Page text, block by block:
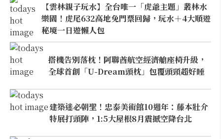
【雲林親子玩水】全台唯一「虎爺主題」叢林水
樂園！虎尾632高地免門票回歸，玩水＋4大順遊
秘境一日遊懶人包
搭機告別落枕！阿聯酋航空經濟艙座椅升級，
全球首創「U-Dream頭枕」包覆頭頸超好睡
建築迷必朝聖！忠泰美術館10週年：藤本壯介
特展打頭陣，1:5大屋根8月震撼空降台北